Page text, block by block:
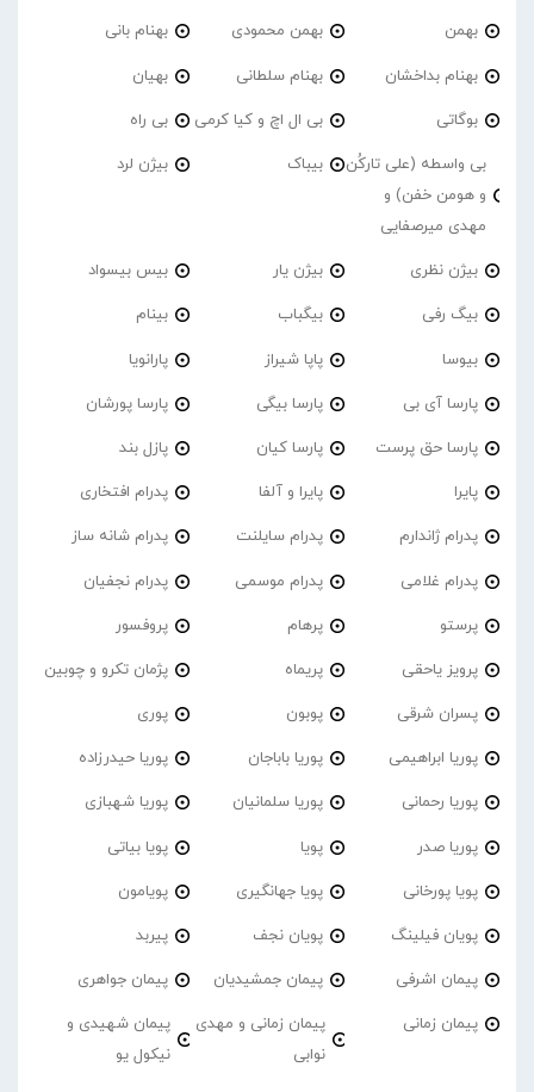
بهمن بهمن محمودی بهنام بانی
بهنام بداخشان بهنام سلطانی بهیان
بوگاتی بی ال اچ و کیا کرمی بی راه
بی واسطه (علی تارکُن
و هومن خفن) و
مهدی میرصفایی
بیباک بیژن لرد
بیژن نظری بیژن یار بیس بیسواد
بیگ رفی بیگباب بینام
بیوسا پاپا شیراز پارانویا
پارسا آی بی پارسا بیگی پارسا پورشان
پارسا حق پرست پارسا کیان پازل بند
پایرا پایرا و آلفا پدرام افتخاری
پدرام ژاندارم پدرام‌ سایلنت پدرام شانه ساز
پدرام غلامی پدرام موسمی پدرام نجفیان
پرستو پرهام پروفسور
پرویز یاحقی پریماه پژمان تکرو و چوبین
پسران شرقی پوبون پوری
پوریا ابراهیمی پوریا باباجان پوریا حیدرزاده
پوریا رحمانی پوریا سلمانیان پوریا شهبازی
پوریا صدر پویا پویا بیاتی
پویا پورخانی پویا جهانگیری پویامون
پویان فیلینگ پویان نجف پیربد
پیمان اشرفی پیمان جمشیدیان پیمان جواهری
پیمان زمانی
پیمان زمانی و مهدی
نوابی
پیمان شهیدی و
نیکول یو